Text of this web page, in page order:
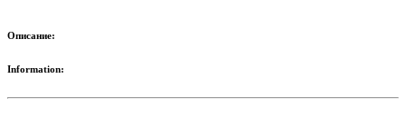
Описание:
Information: